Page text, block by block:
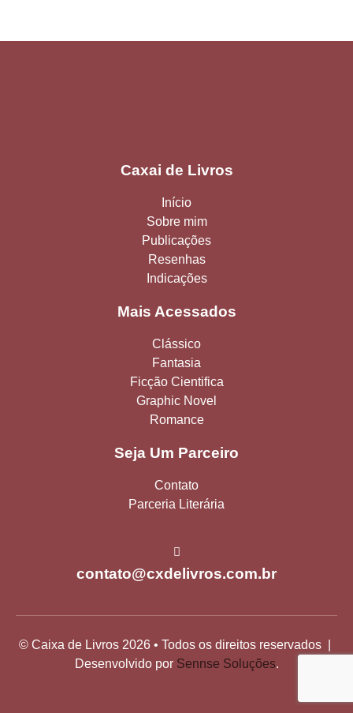
Caxai de Livros
Início
Sobre mim
Publicações
Resenhas
Indicações
Mais Acessados
Clássico
Fantasia
Ficção Cientifica
Graphic Novel
Romance
Seja Um Parceiro
Contato
Parceria Literária
contato@cxdelivros.com.br
© Caixa de Livros 2026 • Todos os direitos reservados |
Desenvolvido por Sennse Soluções.